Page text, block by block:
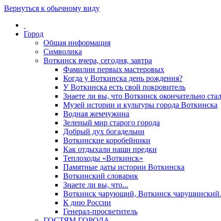
Вернуться к обычному виду
Город
Общая информация
Символика
Воткинск вчера, сегодня, завтра
Фамилии первых мастеровых
Когда у Воткинска день рождения?
У Воткинска есть свой покровитель
Знаете ли вы, что Воткинск окончательно
Музей истории и культуры города Воткинска
Водная жемчужина
Зеленый мир старого города
Добрый дух богадельни
Воткинские коробейники
Как отдыхали наши предки
Теплоходы «Воткинск»
Памятные даты истории Воткинска
Воткинский словарик
Знаете ли вы, что...
Воткинск чарующий, Воткинск
К дню России
Генерал-просветитель